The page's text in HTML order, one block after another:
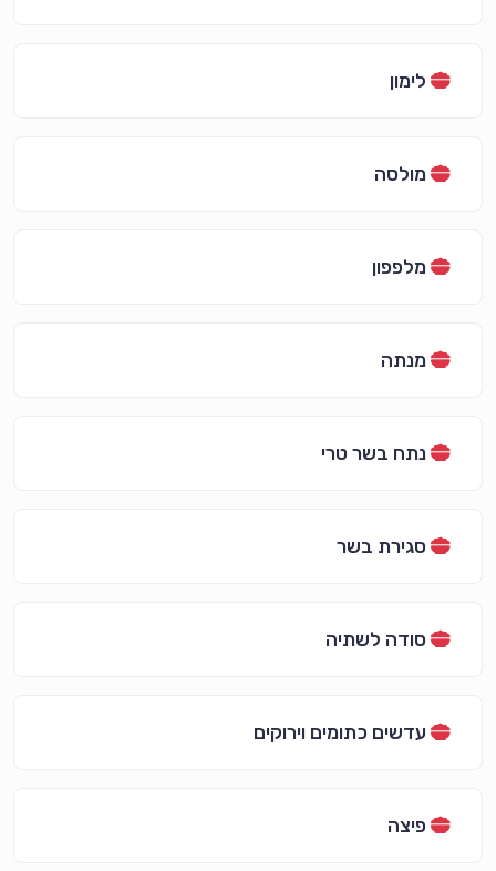
לימון
מולסה
מלפפון
מנתה
נתח בשר טרי
סגירת בשר
סודה לשתיה
עדשים כתומים וירוקים
פיצה